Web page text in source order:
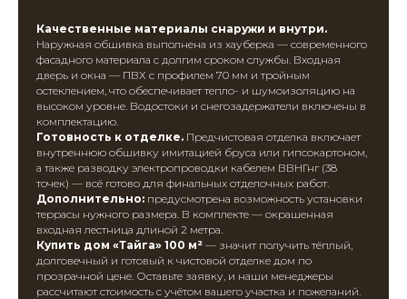
Качественные материалы снаружи и внутри.
Наружная обшивка выполнена из хауберка — современного
фасадного материала с долгим сроком службы. Входная
дверь и окна — ПВХ с профилем 70 мм и тройным
остеклением, что обеспечивает тепло- и шумоизоляцию на
высоком уровне. Водостоки и снегозадержатели включены в
комплектацию.
Готовность к отделке. Предчистовая отделка включает
внутреннюю обшивку имитацией бруса или гипсокартоном,
а также разводку электропроводки кабелем ВВНГнг (38
точек) — всё готово для финальных отделочных работ.
Дополнительно: предусмотрена возможность установки
террасы нужного размера. В комплекте — окрашенная
входная лестница длиной 2 метра.
Купить дом «Тайга» 100 м² — значит получить тёплый,
долговечный и готовый к чистовой отделке дом по
прозрачной цене. Оставьте заявку, и наши менеджеры
рассчитают стоимость с учётом вашего участка и пожеланий.